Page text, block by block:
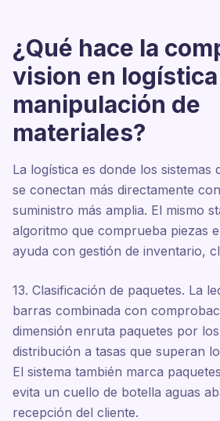
¿Qué hace la
vision en
manipulación de
materiales?
La logística es donde los sistemas
se conectan más directamente
suministro más amplia. El mismo
algoritmo que comprueba piezas
ayuda con gestión de inventario,
13. Clasificación de paquetes. La
barras combinada con
dimensión enruta paquetes por
distribución a tasas que superan
El sistema también marca
evita un cuello de botella aguas
recepción del cliente.